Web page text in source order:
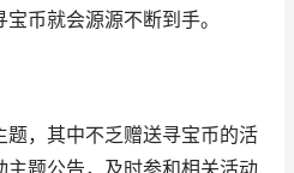
币就会源源不断到手。
，其中不乏赠送寻宝币的活